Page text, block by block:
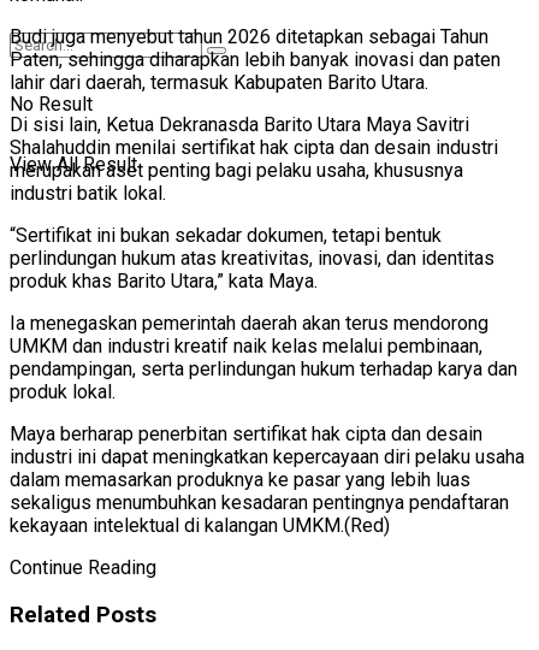
No Result
View All Result
Budi juga menyebut tahun 2026 ditetapkan sebagai Tahun
Paten, sehingga diharapkan lebih banyak inovasi dan paten
lahir dari daerah, termasuk Kabupaten Barito Utara.
Di sisi lain, Ketua Dekranasda Barito Utara Maya Savitri
Shalahuddin menilai sertifikat hak cipta dan desain industri
merupakan aset penting bagi pelaku usaha, khususnya
industri batik lokal.
“Sertifikat ini bukan sekadar dokumen, tetapi bentuk
perlindungan hukum atas kreativitas, inovasi, dan identitas
produk khas Barito Utara,” kata Maya.
Ia menegaskan pemerintah daerah akan terus mendorong
UMKM dan industri kreatif naik kelas melalui pembinaan,
pendampingan, serta perlindungan hukum terhadap karya dan
produk lokal.
Maya berharap penerbitan sertifikat hak cipta dan desain
industri ini dapat meningkatkan kepercayaan diri pelaku usaha
dalam memasarkan produknya ke pasar yang lebih luas
sekaligus menumbuhkan kesadaran pentingnya pendaftaran
kekayaan intelektual di kalangan UMKM.(Red)
Continue Reading
Related Posts